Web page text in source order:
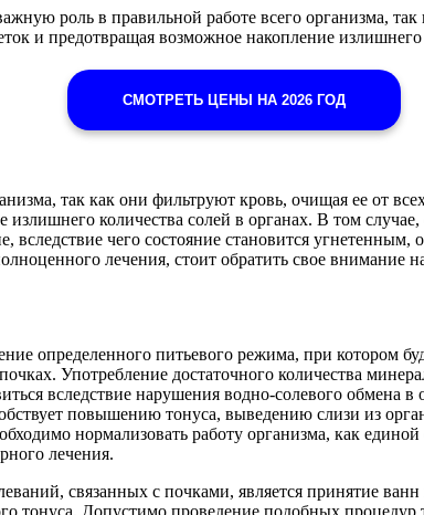
роль в правильной работе всего организма,
и предотвращая возможное накопление излишнего
СМОТРЕТЬ ЦЕНЫ НА 2026 ГОД
так как они фильтруют кровь, очищая ее от
количества солей в органах. В том
вследствие чего состояние становится
лечения, стоит обратить свое внимание
определенного питьевого режима, при котором
Употребление достаточного количества
вследствие нарушения водно-солевого обмена
повышению тонуса, выведению слизи из
нормализовать работу организма, как
лечения.
связанных с почками, является принятие
тонуса. Допустимо проведение подобных процедур